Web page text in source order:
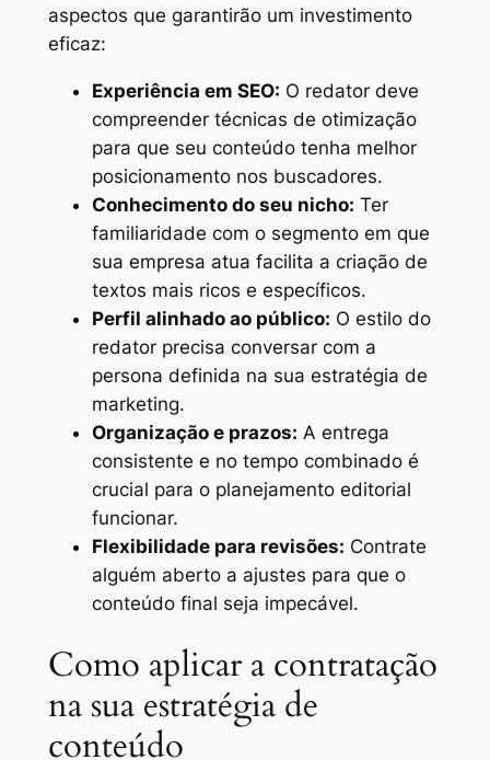
aspectos que garantirão um investimento
eficaz:
Experiência em SEO: O redator deve
compreender técnicas de otimização
para que seu conteúdo tenha melhor
posicionamento nos buscadores.
Conhecimento do seu nicho: Ter
familiaridade com o segmento em que
sua empresa atua facilita a criação de
textos mais ricos e específicos.
Perfil alinhado ao público: O estilo do
redator precisa conversar com a
persona definida na sua estratégia de
marketing.
Organização e prazos: A entrega
consistente e no tempo combinado é
crucial para o planejamento editorial
funcionar.
Flexibilidade para revisões: Contrate
alguém aberto a ajustes para que o
conteúdo final seja impecável.
Como aplicar a contratação
na sua estratégia de
conteúdo